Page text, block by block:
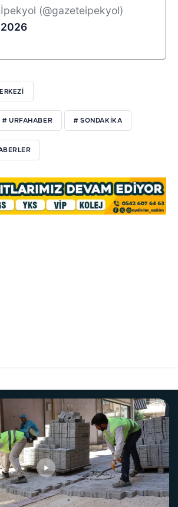
(@gazeteipekyol)
# URFAHABER # SONDAKİKA